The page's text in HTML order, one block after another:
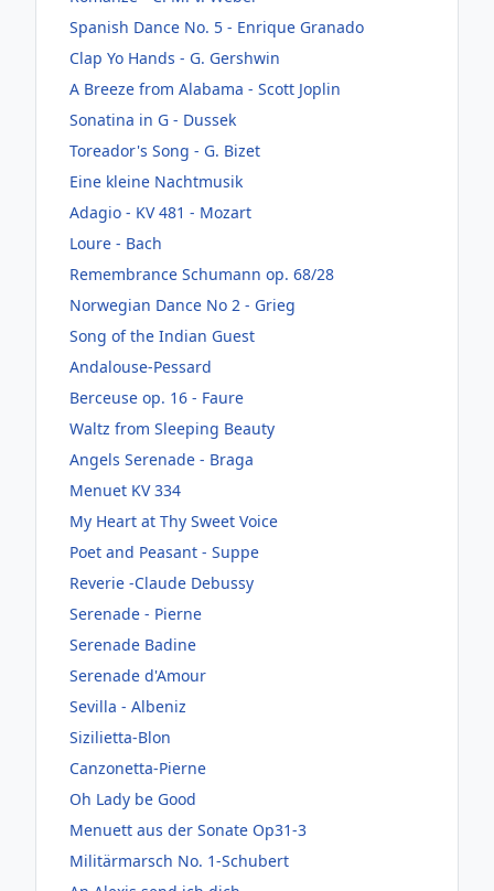
Spanish Dance No. 5 - Enrique Granado
Clap Yo Hands - G. Gershwin
A Breeze from Alabama - Scott Joplin
Sonatina in G - Dussek
Toreador's Song - G. Bizet
Eine kleine Nachtmusik
Adagio - KV 481 - Mozart
Loure - Bach
Remembrance Schumann op. 68/28
Norwegian Dance No 2 - Grieg
Song of the Indian Guest
Andalouse-Pessard
Berceuse op. 16 - Faure
Waltz from Sleeping Beauty
Angels Serenade - Braga
Menuet KV 334
My Heart at Thy Sweet Voice
Poet and Peasant - Suppe
Reverie -Claude Debussy
Serenade - Pierne
Serenade Badine
Serenade d'Amour
Sevilla - Albeniz
Sizilietta-Blon
Canzonetta-Pierne
Oh Lady be Good
Menuett aus der Sonate Op31-3
Militärmarsch No. 1-Schubert